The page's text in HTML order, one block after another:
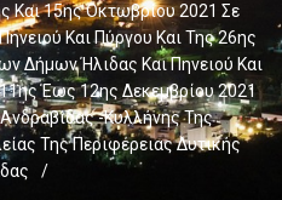
Και 15ης Οκτωβρίου 2021 Σε
Και Πύργου Και Της 26ης
Δήμων Ήλιδας Και Πηνειού Και
Έως 12ης Δεκεμβρίου 2021
-Κυλλήνης Της
Της Περιφέρειας Δυτικής
/